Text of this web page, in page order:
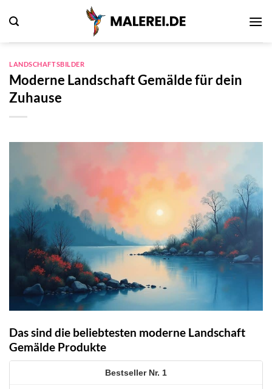
Inhalt
LANDSCHAFTSBILDER
Moderne Landschaft Gemälde für dein
Zuhause
Das sind die beliebtesten moderne Landschaft
Gemälde Produkte
1